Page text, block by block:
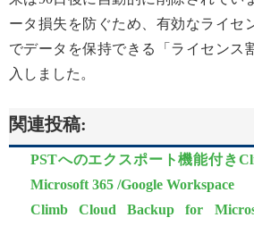
ータ損失を防ぐため、有効なライセ
でデータを保持できる「ライセンス
入しました。
関連投稿:
PSTへのエクスポート機能付き
Microsoft 365 /Google Workspace
Climb Cloud Backup for